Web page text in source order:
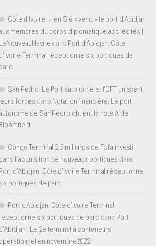
Côte d'Ivoire: Hien Sié « vend » le port d'Abidjan
aux membres du corps diplomatique accrédités |
LeNouveauNavire dans Port d’Abidjan: Côte
d’Ivoire Terminal réceptionne six portiques de
parc
San Pedro: Le Port autonome et l’OFT unissent
leurs forces dans Notation financière: Le port
autonome de San Pedro obtient la note A de
Bloomfield
Congo Terminal 2,5 milliards de Fcfa investi
dans l’acquisition de nouveaux portiques dans
Port d’Abidjan: Côte d’Ivoire Terminal réceptionne
six portiques de parc
Port d'Abidjan: Côte d’Ivoire Terminal
réceptionne six portiques de parc dans Port
d’Abidjan : Le 2e terminal à conteneurs
opérationnel en novembre2022